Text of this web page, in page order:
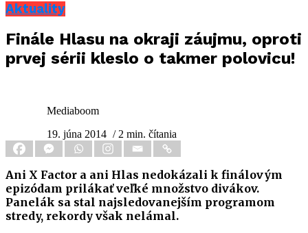
Aktuality
Finále Hlasu na okraji záujmu, oproti
prvej sérii kleslo o takmer polovicu!
Mediaboom
19. júna 2014 / 2 min. čítania
Ani X Factor a ani Hlas nedokázali k finálovým
epizódam prilákať veľké množstvo divákov.
Panelák sa stal najsledovanejším programom
stredy, rekordy však nelámal.